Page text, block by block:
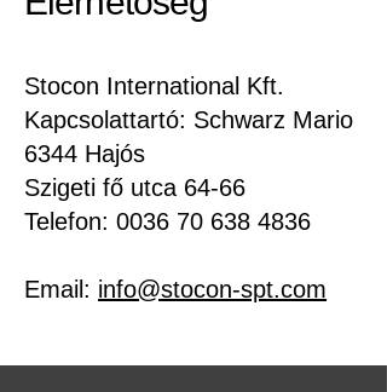
Stocon International Kft.
Kapcsolattartó: Schwarz Mario
6344 Hajós
Szigeti fő utca 64-66
Telefon: 0036 70 638 4836
Email: info@stocon-spt.com